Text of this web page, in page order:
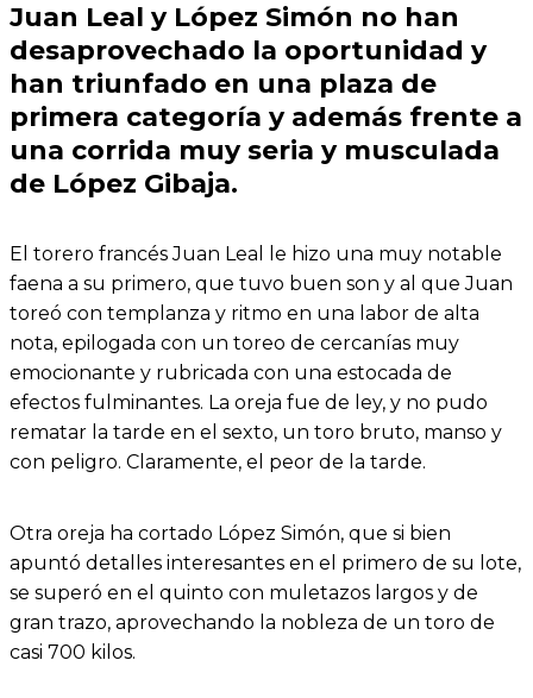
Juan Leal y López Simón no han
desaprovechado la oportunidad y
han triunfado en una plaza de
primera categoría y además frente a
una corrida muy seria y musculada
de López Gibaja.
El torero francés Juan Leal le hizo una muy notable
faena a su primero, que tuvo buen son y al que Juan
toreó con templanza y ritmo en una labor de alta
nota, epilogada con un toreo de cercanías muy
emocionante y rubricada con una estocada de
efectos fulminantes. La oreja fue de ley, y no pudo
rematar la tarde en el sexto, un toro bruto, manso y
con peligro. Claramente, el peor de la tarde.
Otra oreja ha cortado López Simón, que si bien
apuntó detalles interesantes en el primero de su lote,
se superó en el quinto con muletazos largos y de
gran trazo, aprovechando la nobleza de un toro de
casi 700 kilos.